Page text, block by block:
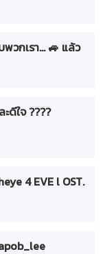
วกเรา... 🚙 แล้ว
ดีใจ ????
4 EVE l OST.